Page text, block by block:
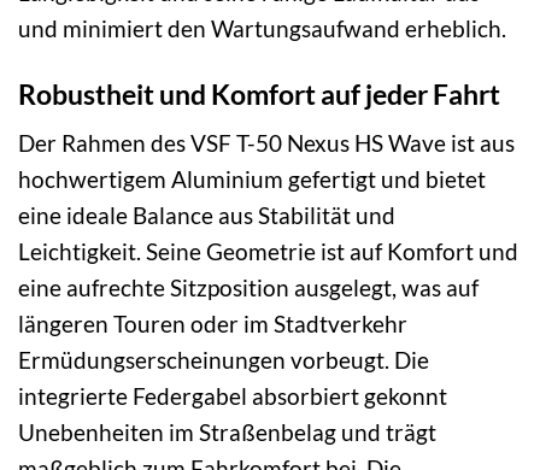
und minimiert den Wartungsaufwand erheblich.
Robustheit und Komfort auf jeder Fahrt
Der Rahmen des VSF T-50 Nexus HS Wave ist aus
hochwertigem Aluminium gefertigt und bietet
eine ideale Balance aus Stabilität und
Leichtigkeit. Seine Geometrie ist auf Komfort und
eine aufrechte Sitzposition ausgelegt, was auf
längeren Touren oder im Stadtverkehr
Ermüdungserscheinungen vorbeugt. Die
integrierte Federgabel absorbiert gekonnt
Unebenheiten im Straßenbelag und trägt